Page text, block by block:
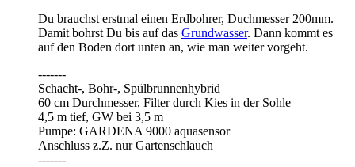
Du brauchst erstmal einen Erdbohrer, Duchmesser 200mm.
Damit bohrst Du bis auf das Grundwasser. Dann kommt es
auf den Boden dort unten an, wie man weiter vorgeht.
-------
Schacht-, Bohr-, Spülbrunnenhybrid
60 cm Durchmesser, Filter durch Kies in der Sohle
4,5 m tief, GW bei 3,5 m
Pumpe: GARDENA 9000 aquasensor
Anschluss z.Z. nur Gartenschlauch
-------